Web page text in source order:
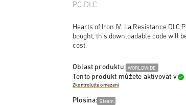
PC DLC
Hearts of Iron IV: La Resistance DLC
bought, this downloadable code will
cost.
Oblast produktu: WORLDWIDE
Tento produkt můžete aktivovat v
Zkontrolujte omezení
Plošina: Steam